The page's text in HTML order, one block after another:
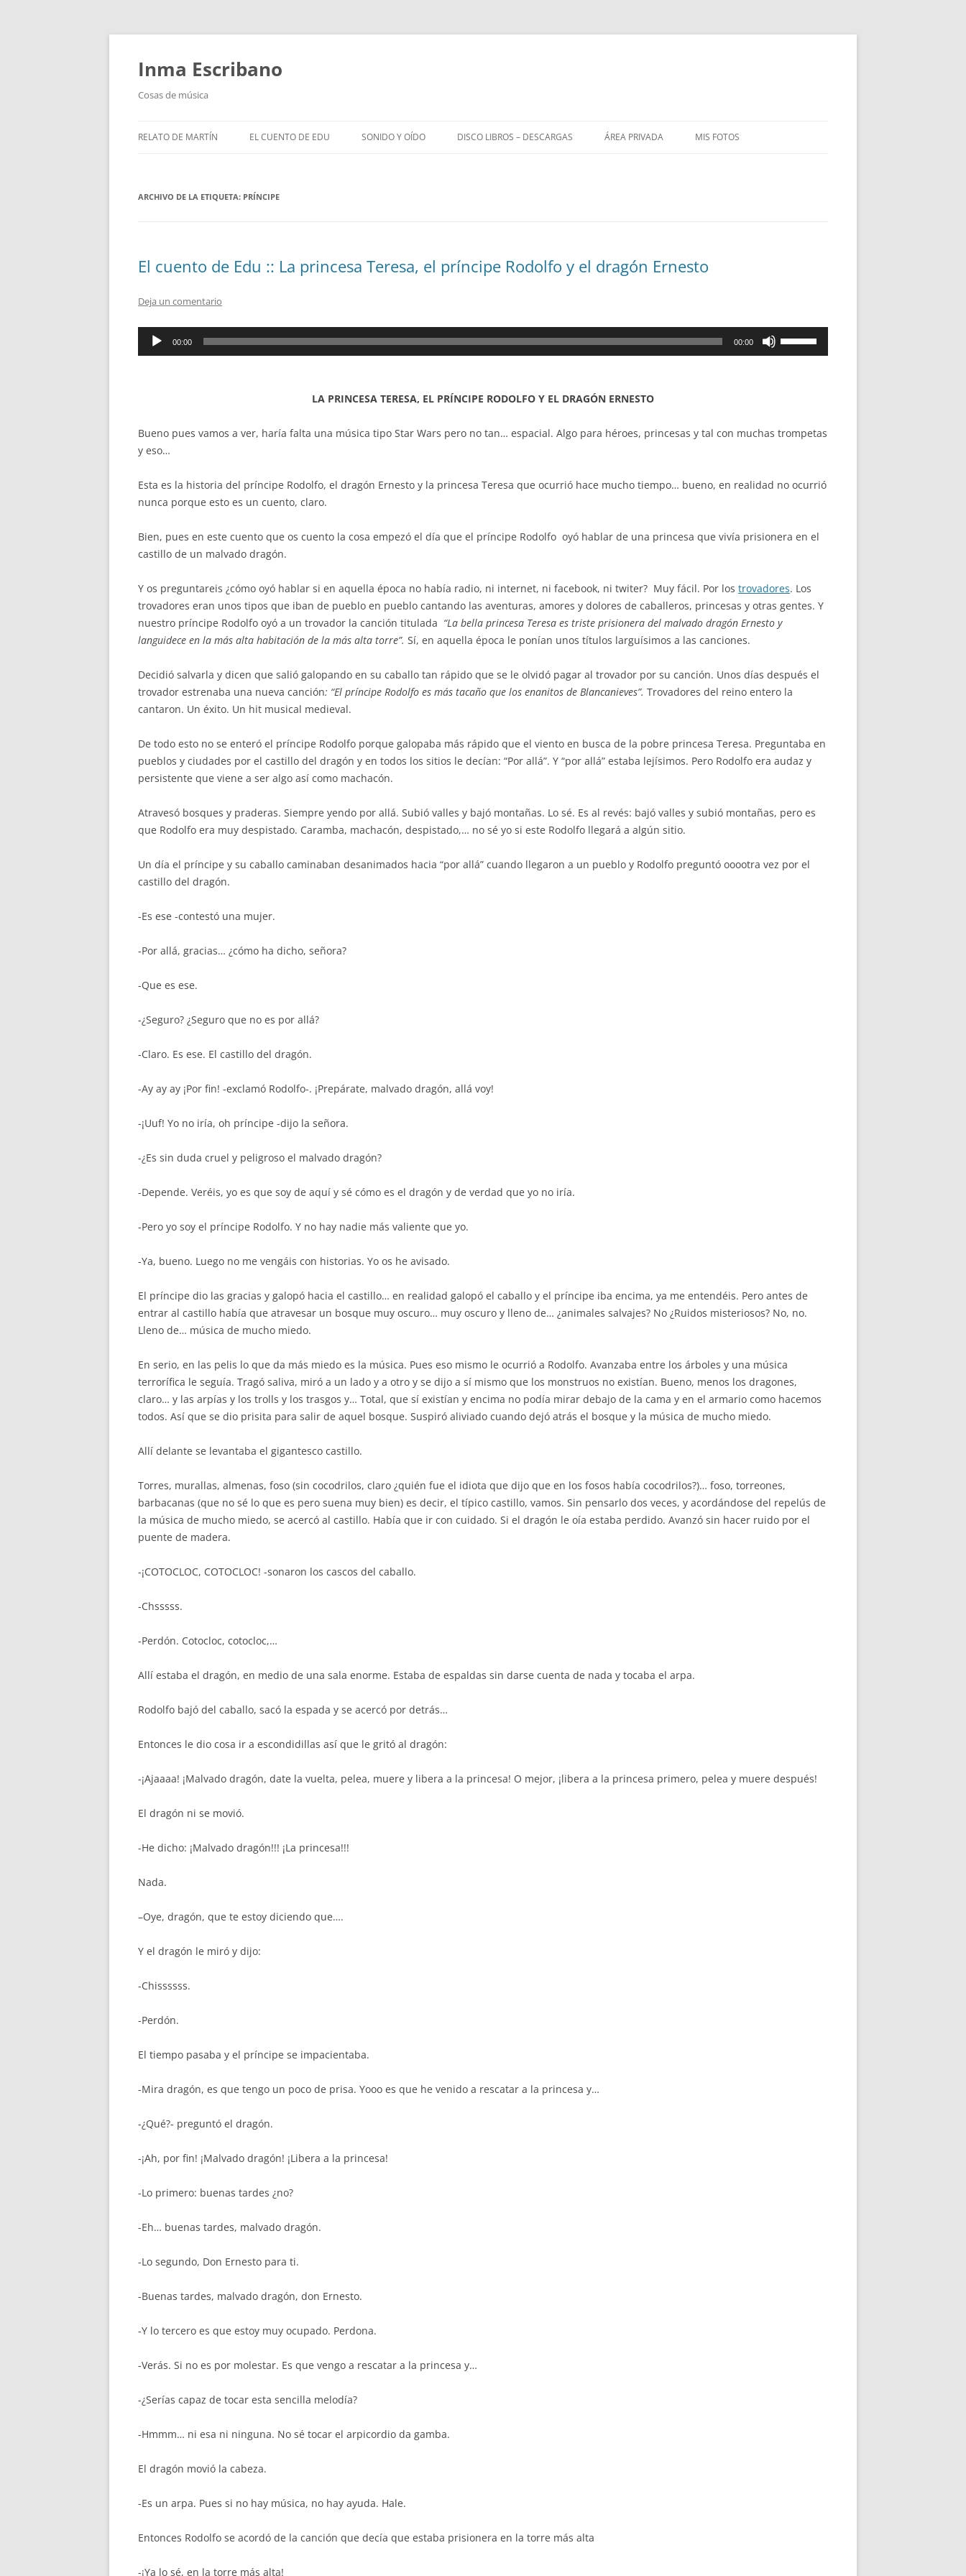
Saltar
Inma Escribano
Cosas de música
RELATO DE MARTÍN EL CUENTO DE EDU SONIDO Y OÍDO DISCO LIBROS – DESCARGAS ÁREA PRIVADA MIS FOTOS
ARCHIVO DE LA ETIQUETA: PRÍNCIPE
El cuento de Edu :: La princesa Teresa, el príncipe Rodolfo y el dragón Ernesto
Deja un comentario
Reproductor
00:00 00:00
para
disminuir
LA PRINCESA TERESA, EL PRÍNCIPE RODOLFO Y EL DRAGÓN ERNESTO
Bueno pues vamos a ver, haría falta una música tipo Star Wars pero no tan… espacial. Algo para héroes, princesas y tal con muchas trompetas
y eso…
Esta es la historia del príncipe Rodolfo, el dragón Ernesto y la princesa Teresa que ocurrió hace mucho tiempo… bueno, en realidad no ocurrió
nunca porque esto es un cuento, claro.
Bien, pues en este cuento que os cuento la cosa empezó el día que el príncipe Rodolfo oyó hablar de una princesa que vivía prisionera en el
castillo de un malvado dragón.
Y os preguntareis ¿cómo oyó hablar si en aquella época no había radio, ni internet, ni facebook, ni twiter? Muy fácil. Por los trovadores. Los
trovadores eran unos tipos que iban de pueblo en pueblo cantando las aventuras, amores y dolores de caballeros, princesas y otras gentes. Y
nuestro príncipe Rodolfo oyó a un trovador la canción titulada “La bella princesa Teresa es triste prisionera del malvado dragón Ernesto y
languidece en la más alta habitación de la más alta torre”. Sí, en aquella época le ponían unos títulos larguísimos a las canciones.
Decidió salvarla y dicen que salió galopando en su caballo tan rápido que se le olvidó pagar al trovador por su canción. Unos días después el
trovador estrenaba una nueva canción: “El príncipe Rodolfo es más tacaño que los enanitos de Blancanieves”. Trovadores del reino entero la
cantaron. Un éxito. Un hit musical medieval.
De todo esto no se enteró el príncipe Rodolfo porque galopaba más rápido que el viento en busca de la pobre princesa Teresa. Preguntaba en
pueblos y ciudades por el castillo del dragón y en todos los sitios le decían: “Por allá”. Y “por allá” estaba lejísimos. Pero Rodolfo era audaz y
persistente que viene a ser algo así como machacón.
Atravesó bosques y praderas. Siempre yendo por allá. Subió valles y bajó montañas. Lo sé. Es al revés: bajó valles y subió montañas, pero es
que Rodolfo era muy despistado. Caramba, machacón, despistado,… no sé yo si este Rodolfo llegará a algún sitio.
Un día el príncipe y su caballo caminaban desanimados hacia “por allá” cuando llegaron a un pueblo y Rodolfo preguntó ooootra vez por el
castillo del dragón.
-Es ese -contestó una mujer.
-Por allá, gracias… ¿cómo ha dicho, señora?
-Que es ese.
-¿Seguro? ¿Seguro que no es por allá?
-Claro. Es ese. El castillo del dragón.
-Ay ay ay ¡Por fin! -exclamó Rodolfo-. ¡Prepárate, malvado dragón, allá voy!
-¡Uuf! Yo no iría, oh príncipe -dijo la señora.
-¿Es sin duda cruel y peligroso el malvado dragón?
-Depende. Veréis, yo es que soy de aquí y sé cómo es el dragón y de verdad que yo no iría.
-Pero yo soy el príncipe Rodolfo. Y no hay nadie más valiente que yo.
-Ya, bueno. Luego no me vengáis con historias. Yo os he avisado.
El príncipe dio las gracias y galopó hacia el castillo… en realidad galopó el caballo y el príncipe iba encima, ya me entendéis. Pero antes de
entrar al castillo había que atravesar un bosque muy oscuro… muy oscuro y lleno de… ¿animales salvajes? No ¿Ruidos misteriosos? No, no.
Lleno de… música de mucho miedo.
En serio, en las pelis lo que da más miedo es la música. Pues eso mismo le ocurrió a Rodolfo. Avanzaba entre los árboles y una música
terrorífica le seguía. Tragó saliva, miró a un lado y a otro y se dijo a sí mismo que los monstruos no existían. Bueno, menos los dragones,
claro… y las arpías y los trolls y los trasgos y… Total, que sí existían y encima no podía mirar debajo de la cama y en el armario como hacemos
todos. Así que se dio prisita para salir de aquel bosque. Suspiró aliviado cuando dejó atrás el bosque y la música de mucho miedo.
Allí delante se levantaba el gigantesco castillo.
Torres, murallas, almenas, foso (sin cocodrilos, claro ¿quién fue el idiota que dijo que en los fosos había cocodrilos?)… foso, torreones,
barbacanas (que no sé lo que es pero suena muy bien) es decir, el típico castillo, vamos. Sin pensarlo dos veces, y acordándose del repelús de
la música de mucho miedo, se acercó al castillo. Había que ir con cuidado. Si el dragón le oía estaba perdido. Avanzó sin hacer ruido por el
puente de madera.
-¡COTOCLOC, COTOCLOC! -sonaron los cascos del caballo.
-Chsssss.
-Perdón. Cotocloc, cotocloc,…
Allí estaba el dragón, en medio de una sala enorme. Estaba de espaldas sin darse cuenta de nada y tocaba el arpa.
Rodolfo bajó del caballo, sacó la espada y se acercó por detrás…
Entonces le dio cosa ir a escondidillas así que le gritó al dragón:
-¡Ajaaaa! ¡Malvado dragón, date la vuelta, pelea, muere y libera a la princesa! O mejor, ¡libera a la princesa primero, pelea y muere después!
El dragón ni se movió.
-He dicho: ¡Malvado dragón!!! ¡La princesa!!!
Nada.
–Oye, dragón, que te estoy diciendo que….
Y el dragón le miró y dijo:
-Chissssss.
-Perdón.
El tiempo pasaba y el príncipe se impacientaba.
-Mira dragón, es que tengo un poco de prisa. Yooo es que he venido a rescatar a la princesa y…
-¿Qué?- preguntó el dragón.
-¡Ah, por fin! ¡Malvado dragón! ¡Libera a la princesa!
-Lo primero: buenas tardes ¿no?
-Eh… buenas tardes, malvado dragón.
-Lo segundo, Don Ernesto para ti.
-Buenas tardes, malvado dragón, don Ernesto.
-Y lo tercero es que estoy muy ocupado. Perdona.
-Verás. Si no es por molestar. Es que vengo a rescatar a la princesa y…
-¿Serías capaz de tocar esta sencilla melodía?
-Hmmm… ni esa ni ninguna. No sé tocar el arpicordio da gamba.
El dragón movió la cabeza.
-Es un arpa. Pues si no hay música, no hay ayuda. Hale.
Entonces Rodolfo se acordó de la canción que decía que estaba prisionera en la torre más alta
-¡Ya lo sé, en la torre más alta!